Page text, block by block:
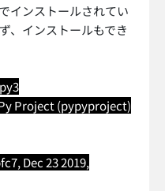
インストールされてい
、インストールもでき
Project (pypyproject)
Dec 23 2019,